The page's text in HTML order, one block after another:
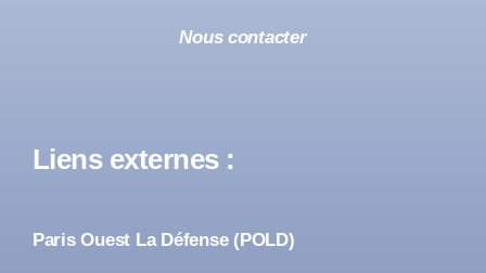
Nous contacter
Liens externes :
Paris Ouest La Défense (POLD)